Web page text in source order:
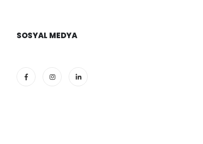
SOSYAL MEDYA